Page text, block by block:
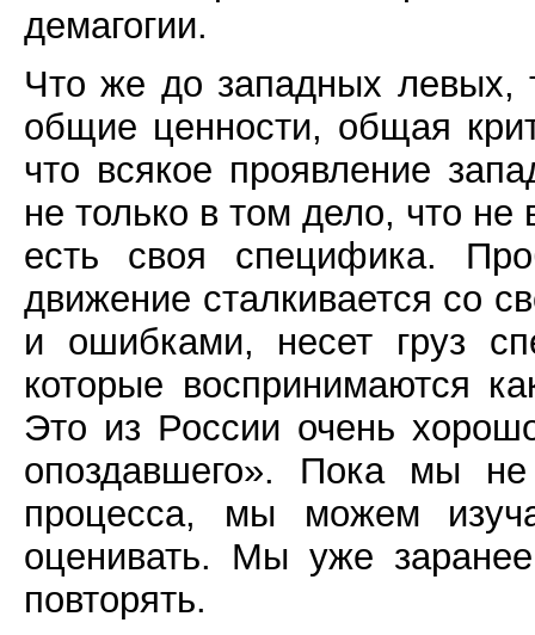
демагогии.
Что же до западных левых,
общие ценности, общая
что всякое проявление
не только в том дело, что
есть своя специфика.
движение сталкивается со
и ошибками, несет груз
которые воспринимаются
Это из России очень
опоздавшего». Пока мы не
процесса, мы можем
оценивать. Мы уже
повторять.